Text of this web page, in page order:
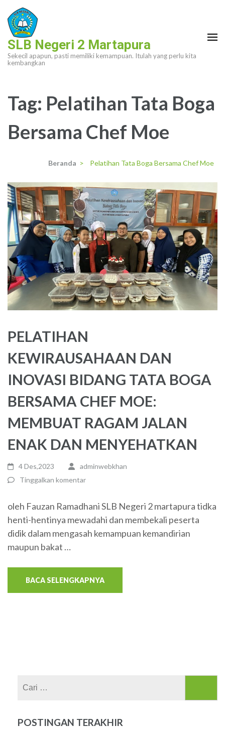
Lompat
ke
konten
(Tekan
Enter)
SLB Negeri 2 Martapura
Sekecil apapun, pasti memiliki kemampuan. Itulah yang perlu kita
kembangkan
Tag: Pelatihan Tata Boga
Bersama Chef Moe
Beranda > Pelatihan Tata Boga Bersama Chef Moe
PELATIHAN
KEWIRAUSAHAAN DAN
INOVASI BIDANG TATA BOGA
BERSAMA CHEF MOE:
MEMBUAT RAGAM JALAN
ENAK DAN MENYEHATKAN
4 Des,2023
adminwebkhan
Tinggalkan komentar
oleh Fauzan Ramadhani SLB Negeri 2 martapura tidka
henti-hentinya mewadahi dan membekali peserta
didik dalam mengasah kemampuan kemandirian
maupun bakat …
BACA SELENGKAPNYA
POSTINGAN TERAKHIR